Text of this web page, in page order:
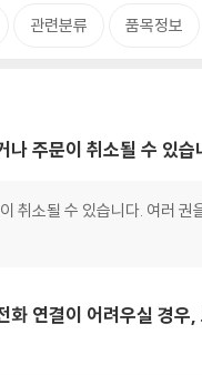
관련분류 품목정보
나 주문이 취소될 수 있습
취소될 수 있습니다. 여러
연결이 어려우실 경